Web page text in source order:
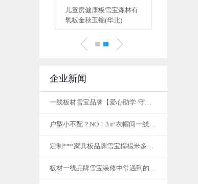
雪宝炫彩系列自然板粉红
儿童房健康板雪宝森林有
氧板金秋玉锦(华北)
企业新闻
一线板材雪宝品牌【爱心助学·守护成长】—— 将军外交官红军学校90周年
户型小不配？NO！3㎡衣帽间一线板材品牌雪宝给你带来不一样的体验~
定制***家具板品牌雪宝榻榻米多功能房——好的房间，配上好的你。
板材一线品牌雪宝装修中常遇到的误区有哪些？